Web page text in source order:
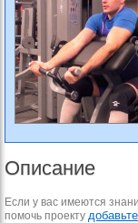
Описание
Если у вас имеются
помочь проекту